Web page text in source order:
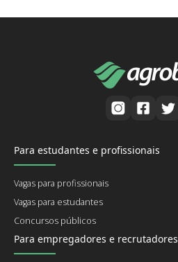
Para estudantes e profissionais
Vagas para profissionais
Vagas para estudantes
Concursos públicos
Para empregadores e recrutadores